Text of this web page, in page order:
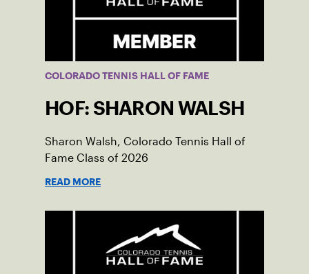
COLORADO TENNIS HALL OF FAME
HOF: SHARON WALSH
Sharon Walsh, Colorado Tennis Hall of
Fame Class of 2026
READ MORE